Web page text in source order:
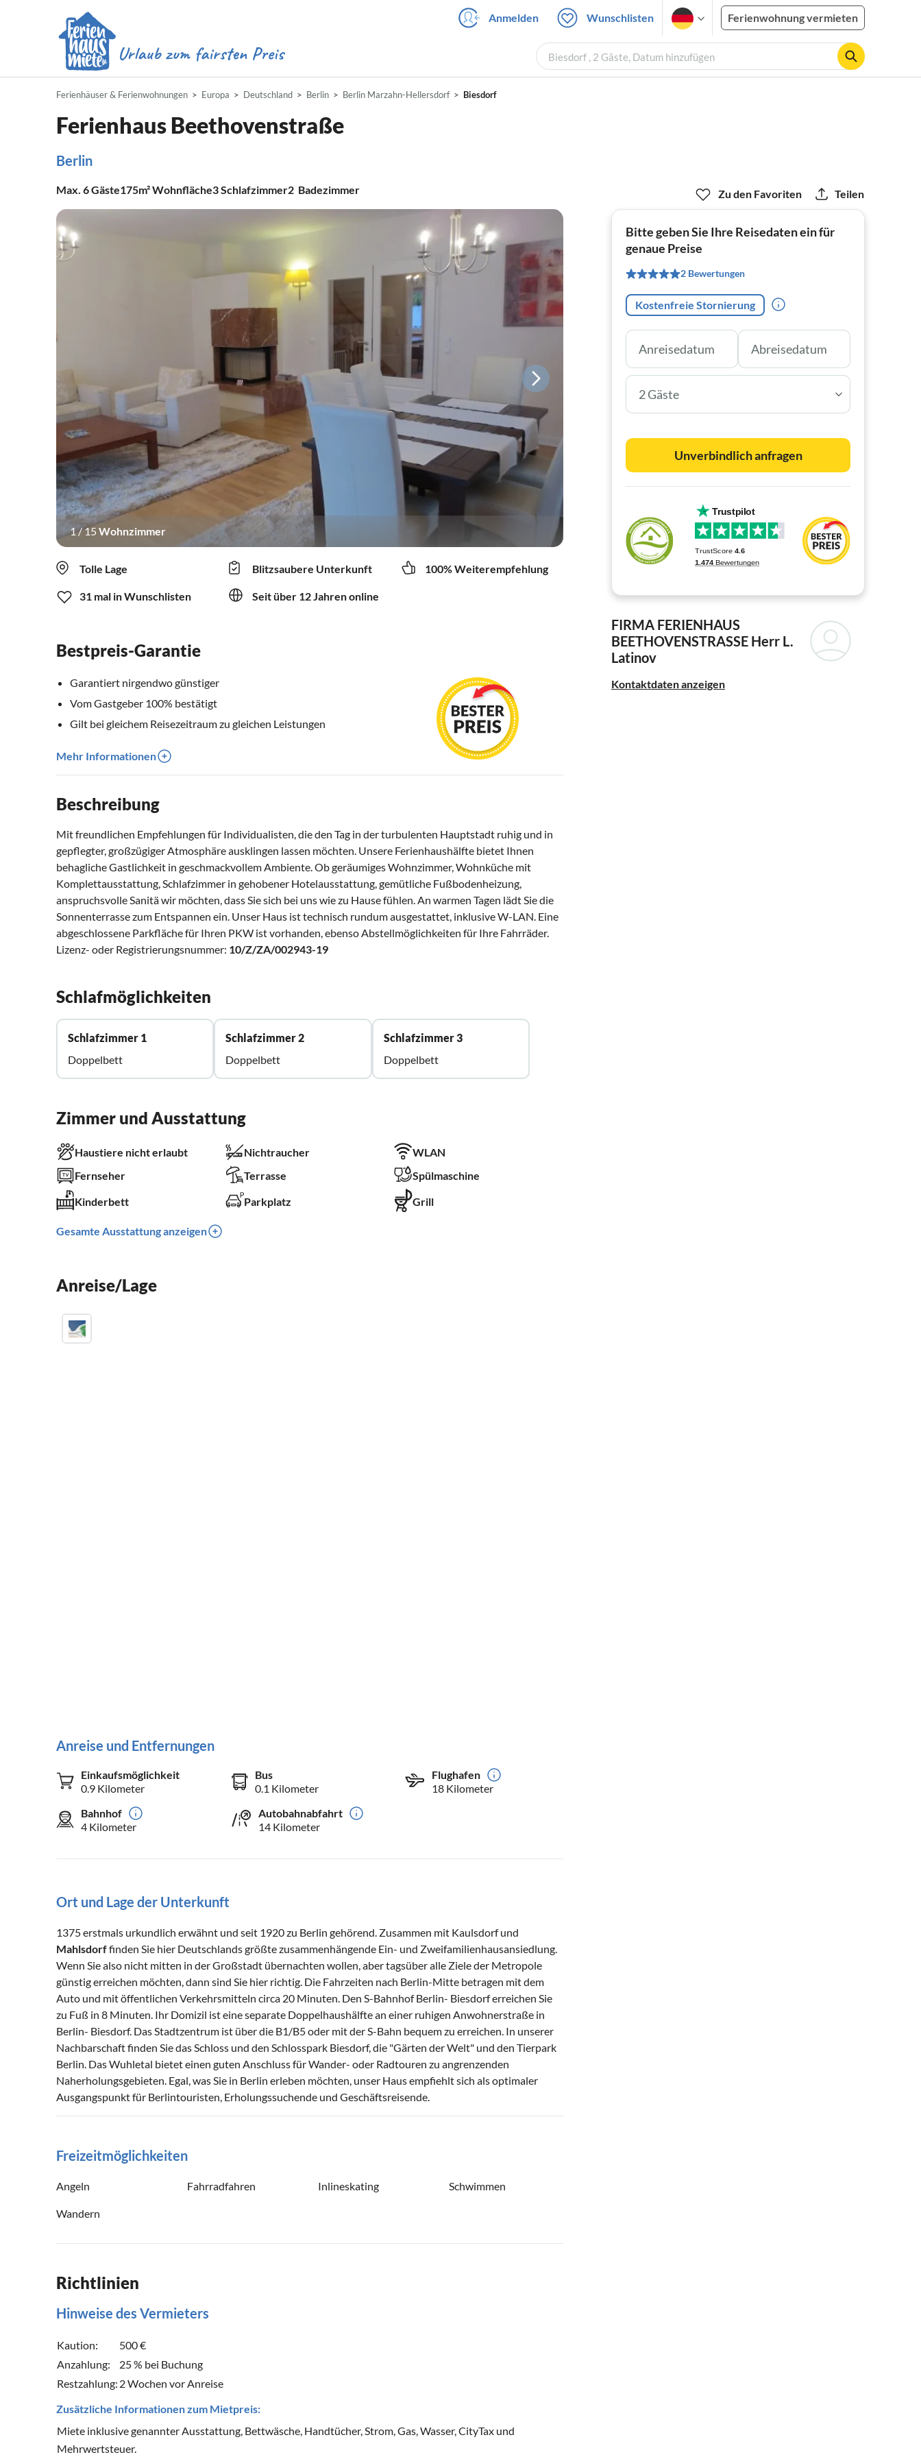
Anmelden Wunschlisten Ferienwohnung vermieten
Biesdorf , 2 Gäste, Datum hinzufügen
Ferienhäuser & Ferienwohnungen Europa Deutschland Berlin Berlin Marzahn-Hellersdorf Biesdorf
Ferienhaus Beethovenstraße
Berlin
Max. 6Gäste175m²Wohnfläche3Schlafzimmer2 Badezimmer
1/15Wohnzimmer
Tolle Lage Blitzsaubere Unterkunft 100% Weiterempfehlung
31 mal in Wunschlisten Seit über 12 Jahren online
Bestpreis-Garantie
Garantiert nirgendwo günstiger
Vom Gastgeber 100% bestätigt
Gilt bei gleichem Reisezeitraum zu gleichen Leistungen
Mehr Informationen
Beschreibung
Mit freundlichen Empfehlungen für Individualisten, die den Tag in der turbulenten Hauptstadt ruhig und in
gepflegter, großzügiger Atmosphäre ausklingen lassen möchten. Unsere Ferienhaushälfte bietet Ihnen
behagliche Gastlichkeit in geschmackvollem Ambiente. Ob geräumiges Wohnzimmer, Wohnküche mit
Komplettausstattung, Schlafzimmer in gehobener Hotelausstattung, gemütliche Fußbodenheizung,
anspruchsvolle Sanitä wir möchten, dass Sie sich bei uns wie zu Hause fühlen. An warmen Tagen lädt Sie die
Sonnenterrasse zum Entspannen ein. Unser Haus ist technisch rundum ausgestattet, inklusive W-LAN. Eine
abgeschlossene Parkfläche für Ihren PKW ist vorhanden, ebenso Abstellmöglichkeiten für Ihre Fahrräder.
Lizenz- oder Registrierungsnummer: 10/Z/ZA/002943-19
Schlafmöglichkeiten
Schlafzimmer 1
Doppelbett
Schlafzimmer 2
Doppelbett
Schlafzimmer 3
Doppelbett
Zimmer und Ausstattung
Haustiere nicht erlaubt Nichtraucher
WLAN
Fernseher
Terrasse
Spülmaschine
Kinderbett
Parkplatz Grill
Gesamte Ausstattung anzeigen
Anreise/Lage
Anreise und Entfernungen
Einkaufsmöglichkeit
0.9 Kilometer
Bus
0.1 Kilometer
Flughafen
18 Kilometer
Bahnhof
4 Kilometer
Autobahnabfahrt
14 Kilometer
Ort und Lage der Unterkunft
1375 erstmals urkundlich erwähnt und seit 1920 zu Berlin gehörend. Zusammen mit Kaulsdorf und
Mahlsdorffinden Sie hier Deutschlands größte zusammenhängende Ein- und Zweifamilienhausansiedlung.
Wenn Sie also nicht mitten in der Großstadt übernachten wollen, aber tagsüber alle Ziele der Metropole
günstig erreichen möchten, dann sind Sie hier richtig. Die Fahrzeiten nach Berlin-Mitte betragen mit dem
Auto und mit öffentlichen Verkehrsmitteln circa 20 Minuten. Den S-Bahnhof Berlin- Biesdorf erreichen Sie
zu Fuß in 8 Minuten. Ihr Domizil ist eine separate Doppelhaushälfte an einer ruhigen Anwohnerstraße in
Berlin- Biesdorf. Das Stadtzentrum ist über die B1/B5 oder mit der S-Bahn bequem zu erreichen. In unserer
Nachbarschaft finden Sie das Schloss und den Schlosspark Biesdorf, die "Gärten der Welt" und den Tierpark
Berlin. Das Wuhletal bietet einen guten Anschluss für Wander- oder Radtouren zu angrenzenden
Naherholungsgebieten. Egal, was Sie in Berlin erleben möchten, unser Haus empfiehlt sich als optimaler
Ausgangspunkt für Berlintouristen, Erholungssuchende und Geschäftsreisende.
Freizeitmöglichkeiten
Angeln Fahrradfahren Inlineskating Schwimmen
Wandern
Richtlinien
Hinweise des Vermieters
Kaution:
500 €
Anzahlung:
25 % bei Buchung
Restzahlung: 2 Wochen vor Anreise
Zusätzliche Informationen zum Mietpreis:
Miete inklusive genannter Ausstattung, Bettwäsche, Handtücher, Strom, Gas, Wasser, CityTax und
Mehrwertsteuer.
Zu den Favoriten Teilen
Bitte geben Sie Ihre Reisedaten ein für
genaue Preise
2 Bewertungen
Kostenfreie Stornierung
2 Gäste
Unverbindlich anfragen
FIRMA FERIENHAUS
BEETHOVENSTRASSE
Herr L.
Latinov
Kontaktdaten anzeigen